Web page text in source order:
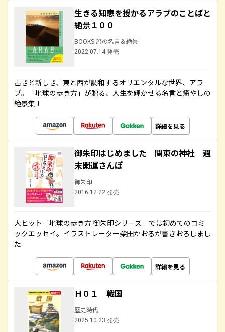
生きる知恵を授かるアラブのことばと
絶景１００
BOOKS 旅の名言＆絶景
2022.07.14 発売
古きと新しき、東と西が調和するオリエンタルな世界、アラ
ブ。「地球の歩き方」が贈る、人生を輝かせる名言と癒やしの
絶景集！
詳細を見る
御朱印はじめました 関東の神社 週
末開運さんぽ
御朱印
2016.12.22 発売
大ヒット「地球の歩き方 御朱印シリーズ」では初めてのコミ
ックエッセイ。イラストレーター柴田かおるが書きおろしまし
た
詳細を見る
Ｈ０１ 戦国
歴史時代
2025.10.23 発売